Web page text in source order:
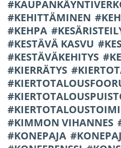
KEHITTÄMINEN
KEHPA
KESTÄVÄ KASVU
KESTÄVÄKEHITYS
KIERRÄTYS
KIMMON VIHANNES
KONEPAJA